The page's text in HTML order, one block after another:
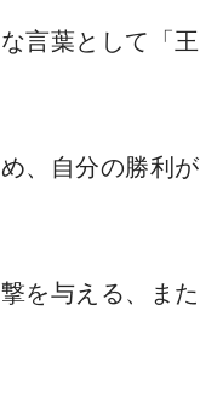
言葉として「
、自分の勝利
を与える、ま